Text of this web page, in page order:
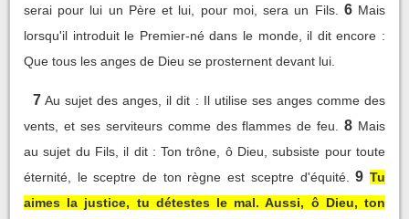
serai pour lui un Père et lui, pour moi, sera un Fils.
6 Mais
lorsqu'il introduit le Premier-né dans le monde, il dit encore :
Que tous les anges de Dieu se prosternent devant lui.
7 Au sujet des anges, il dit : Il utilise ses anges comme des
vents, et ses serviteurs comme des flammes de feu.
8 Mais
au sujet du Fils, il dit : Ton trône, ô Dieu, subsiste pour toute
éternité, le sceptre de ton règne est sceptre d'équité.
9 Tu
aimes la justice, tu détestes le mal. Aussi, ô Dieu, ton